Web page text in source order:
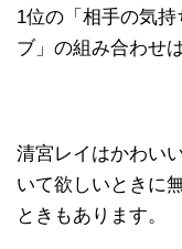
1位の「相手の気
ブ」の組み合わせ
清宮レイはかわい
いて欲しいときに
ときもあります。